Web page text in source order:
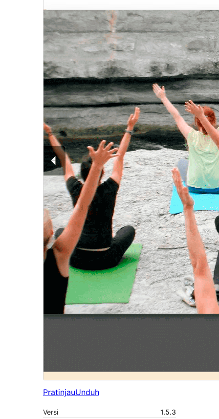
PratinjauUnduh
Versi
1.5.3